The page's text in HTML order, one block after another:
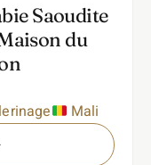
Saoudite
du
Mali